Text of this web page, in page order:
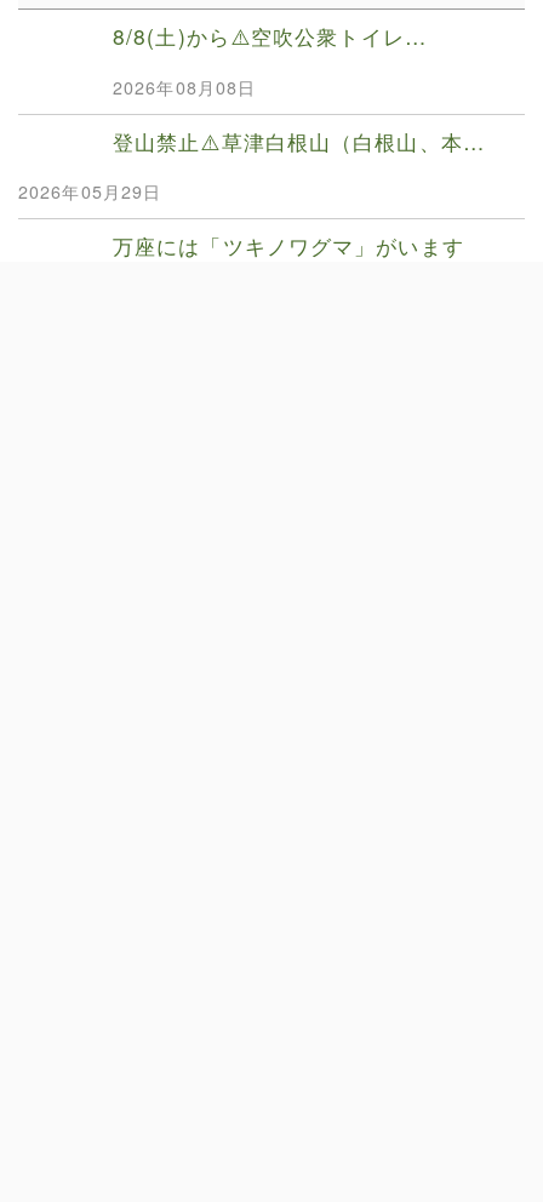
8/8(土)から⚠️空吹公衆トイレ…
2026年08月08日
登山禁止⚠️草津白根山（白根山、本…
2026年05月29日
万座には「ツキノワグマ」がいます